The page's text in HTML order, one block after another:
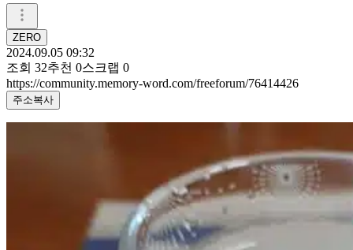
ZERO
2024.09.05 09:32
조회 32추천 0스크랩 0
https://community.memory-word.com/freeforum/76414426
주소복사